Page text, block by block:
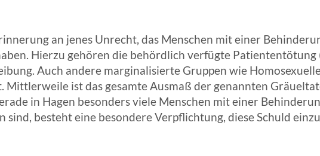
an jenes Unrecht, das Menschen mit einer
Hierzu gehören die behördlich verfügte Patiententötung
Auch andere marginalisierte Gruppen wie
ist das gesamte Ausmaß der genannten
in Hagen besonders viele Menschen mit einer
besteht eine besondere Verpflichtung, diese Schuld